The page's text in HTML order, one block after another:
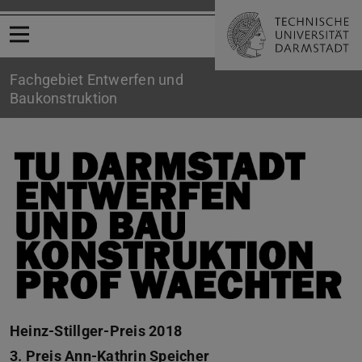
Menü öffnen
Fachgebiet Entwerfen und
Baukonstruktion
Heinz-Stillger-Preis 2018
3. Preis Ann-Kathrin Speicher